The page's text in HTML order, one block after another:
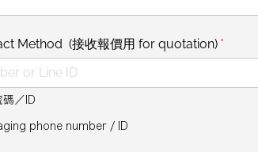
Method (接收報價用 for quotation) *
／ID
phone number / ID